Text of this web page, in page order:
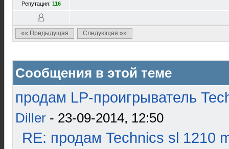
Репутация: 116
«« Предыдущая Следующая »»
Сообщения в этой теме
продам LP-проигрыватель
Diller - 23-09-2014, 12:50
RE: продам Technics sl 1210